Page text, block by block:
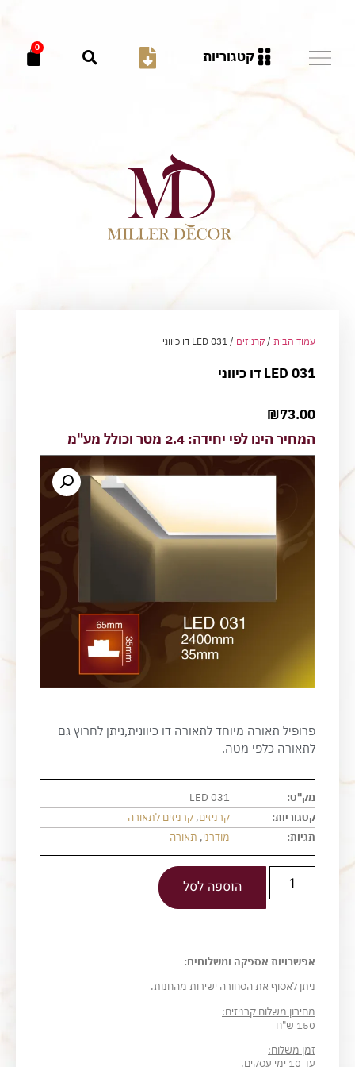
קטגוריות
0
עמוד הבית / קרניזים / LED 031 דו כיווני
LED 031 דו כיווני
₪73.00
המחיר הינו לפי יחידה: 2.4 מטר וכולל מע"מ
פרופיל תאורה מיוחד לתאורה דו כיוונית,ניתן לחרוץ גם
לתאורה כלפי מטה.
מק"ט:
LED 031
קטגוריות:
קרניזים, קרניזים לתאורה
תגיות:
מודרני, תאורה
הוספה לסל
אפשרויות אספקה ומשלוחים:
ניתן לאסוף את הסחורה ישירות מהחנות.
מחירון משלוח קרניזים:
150 ש"ח
זמן משלוח:
עד 10 ימי עסקים.